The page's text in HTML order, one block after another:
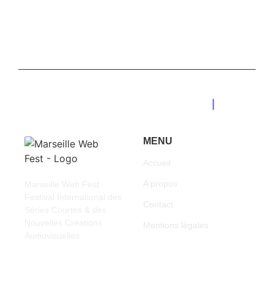
MENU
Accueil
A propos
Contact
Mentions légales